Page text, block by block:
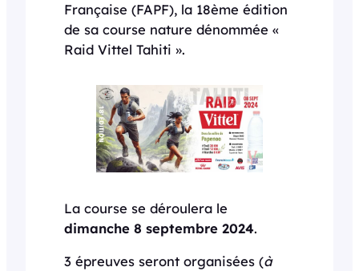
Française (FAPF), la 18ème édition
de sa course nature dénommée «
Raid Vittel Tahiti ».
La course se déroulera le
dimanche 8 septembre 2024.
3 épreuves seront organisées (à